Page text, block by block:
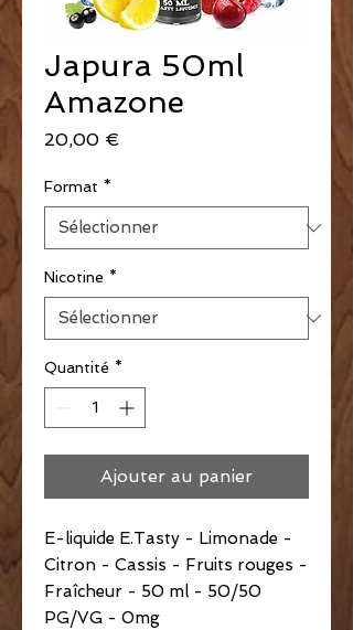
Japura 50ml
Amazone
20,00 €
Format *
Nicotine *
Quantité *
Ajouter au panier
E-liquide E.Tasty - Limonade -
Citron - Cassis - Fruits rouges -
Fraîcheur - 50 ml - 50/50
PG/VG - 0mg